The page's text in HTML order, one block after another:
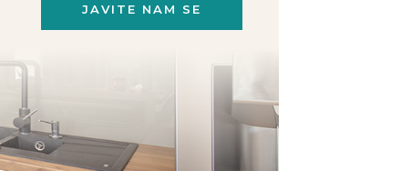
JAVITE NAM SE